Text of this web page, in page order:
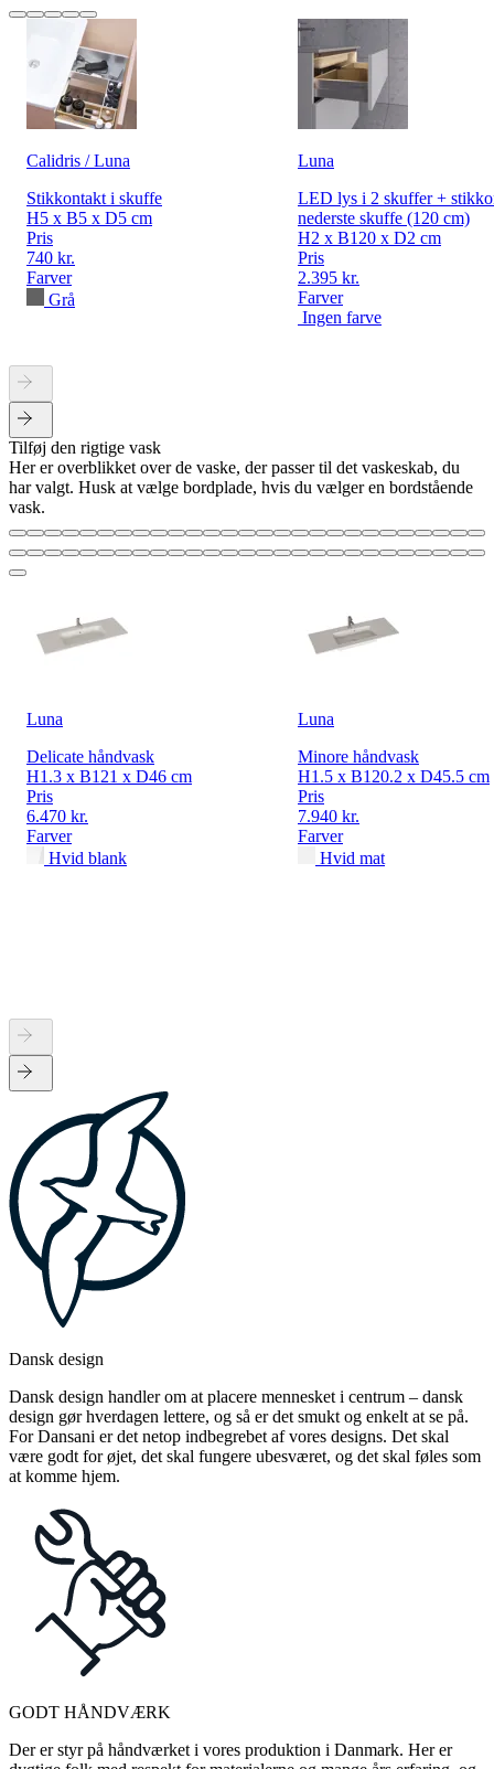
Calidris / Luna
Stikkontakt i skuffe
H5 x B5 x D5 cm
Pris
740 kr.
Farver
Grå
Luna
LED lys i 2 skuffer +
nederste skuffe (120 cm)
H2 x B120 x D2 cm
Pris
2.395 kr.
Farver
Ingen farve
Tilføj den rigtige vask
Her er overblikket over de vaske, der passer til det vaskeskab, du
har valgt. Husk at vælge bordplade, hvis du vælger en bordstående
vask.
Luna
Delicate håndvask
H1.3 x B121 x D46 cm
Pris
6.470 kr.
Farver
Hvid blank
Luna
Minore håndvask
H1.5 x B120.2 x D45.5 cm
Pris
7.940 kr.
Farver
Hvid mat
Dansk design
Dansk design handler om at placere mennesket i centrum – dansk
design gør hverdagen lettere, og så er det smukt og enkelt at se på.
For Dansani er det netop indbegrebet af vores designs. Det skal
være godt for øjet, det skal fungere ubesværet, og det skal føles som
at komme hjem.
GODT HÅNDVÆRK
Der er styr på håndværket i vores produktion i Danmark. Her er